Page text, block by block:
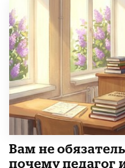
​Вам не
почему педагог